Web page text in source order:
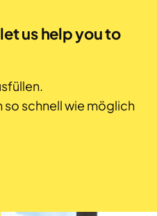
us help you to
so schnell wie möglich